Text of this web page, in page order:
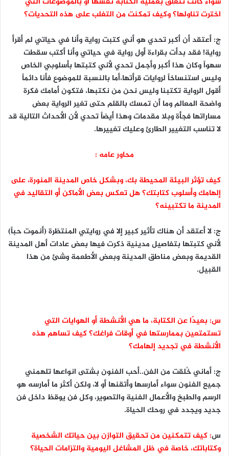
اخترت تناولها؟ وكيف تمكنت من التغلب على هذه التحديات؟
ج: أعتقد أن أكبر تحدي هو أني كتبت رواية وأنا في حياتي لم أقرأ
رواية! فقد بدأت بقراءة أول رواية في حياتي وأنا أكتب سقطت
سهواً وكان هذا أكبر وأجمل تحدي لأني كتبتها بأسلوبي الخاص
وليس استنساخاً لروايات قرأتها،أما بالنسبة للموضوع فأنا دائماً
أقول الرواية تكتبنا وليس نحن من نكتبها، فتكون أمامك فكرة
واضحة المعالم وما أن تمسك بالقلم حتى تغير الرواية بعض
مساراتها فجأة وبلا مقدمات وهذا أيضاً تحدي لأن الأحداث التالية قد
لا تناسب التغيير الطارئ وعليك تغييرها.
محاور عامه :
كيف تؤثر البيئة المحيطة بك، وبشكل خاص المدينة المنورة، على
إلهامك وأسلوب كتابتك؟ هل تعكس بعض الأماكن أو التقاليد في
المدينة ما تكتبينه؟
ج: لا أعتقد أن هناك تأثير كبير إلا في روايتي المنتظرة (أنموت حباً)
لأني كتبتها بتفاصيل مدينية ذكرت فيها بعض عادات أهل المدينة
القديمة وبعض مناطق المدينة وبعض الأطعمة وشئ من هذا
القبيل.
س: بعيدًا عن الكتابة، ما هي الأنشطة أو الهوايات التي
تستمتعين بممارستها في أوقات فراغك؟ كيف تساهم هذه
الأنشطة في تجديد إلهامك؟
ج: أماني خُلقت من الفن..أحب الفنون بشتى انواعها تلهمني
جميع الفنون سواء أمارسها وأتقنها أو لا، ولكن أكثر ما أمارسه هو
الرسم والطبخ والأعمال الفنية والتصوير، وكل فن يوقظ داخل فن
جديد ويجدد في روحك الحياة.
س: كيف تتمكنين من تحقيق التوازن بين حياتك الشخصية
وكتاباتك، خاصة في ظل المشاغل اليومية والتزامات الحياة؟